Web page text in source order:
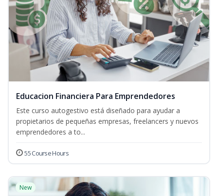
Educacion Financiera Para Emprendedores
Este curso autogestivo está diseñado para ayudar a
propietarios de pequeñas empresas, freelancers y nuevos
emprendedores a to...
55 Course Hours
New